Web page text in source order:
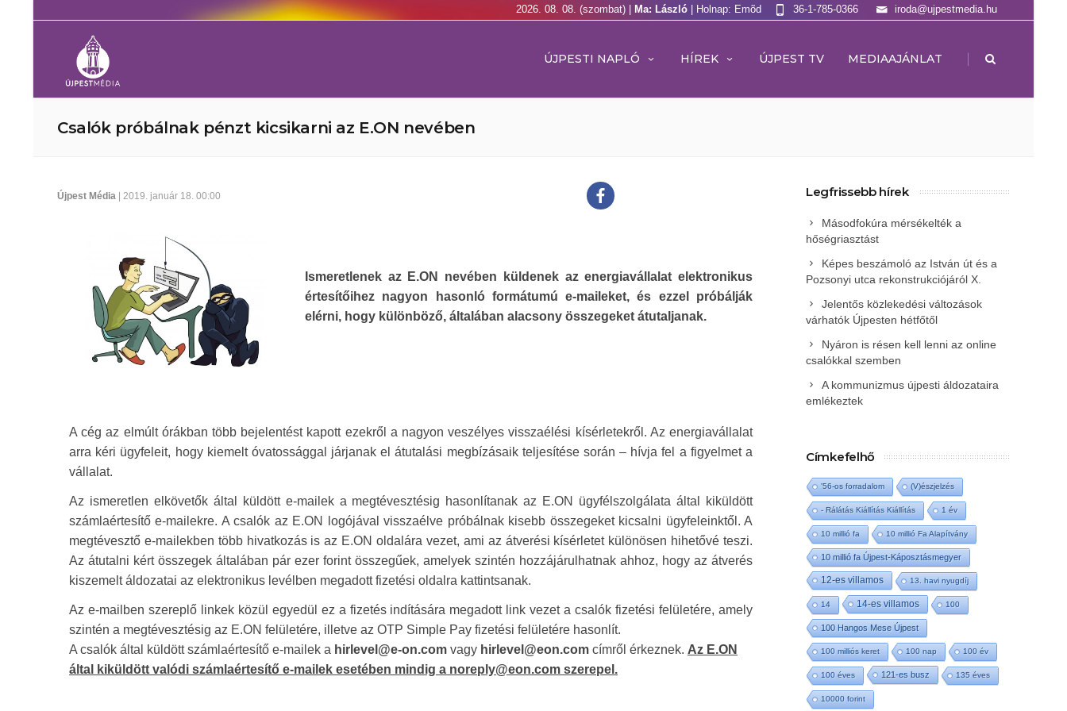
2026. 08. 08. (szombat) | Ma: László | Holnap: Emõd iroda@ujpestmedia.hu
36-1-785-0366
ÚJPESTI NAPLÓ HÍREK ÚJPEST TV MEDIAAJÁNLAT |
Csalók próbálnak pénzt kicsikarni az E.ON nevében
Újpest Média | 2019. január 18. 00:00
Ismeretlenek az E.ON nevében küldenek az energiavállalat elektronikus
értesítőihez nagyon hasonló formátumú e-maileket, és ezzel próbálják
elérni, hogy különböző, általában alacsony összegeket átutaljanak.
A cég az elmúlt órákban több bejelentést kapott ezekről a nagyon veszélyes visszaélési kísérletekről. Az energiavállalat
arra kéri ügyfeleit, hogy kiemelt óvatossággal járjanak el átutalási megbízásaik teljesítése során – hívja fel a figyelmet a
vállalat.
Az ismeretlen elkövetők által küldött e-mailek a megtévesztésig hasonlítanak az E.ON ügyfélszolgálata által kiküldött
számlaértesítő e-mailekre. A csalók az E.ON logójával visszaélve próbálnak kisebb összegeket kicsalni ügyfeleinktől. A
megtévesztő e-mailekben több hivatkozás is az E.ON oldalára vezet, ami az átverési kísérletet különösen hihetővé teszi.
Az átutalni kért összegek általában pár ezer forint összegűek, amelyek szintén hozzájárulhatnak ahhoz, hogy az átverés
kiszemelt áldozatai az elektronikus levélben megadott fizetési oldalra kattintsanak.
Az e-mailben szereplő linkek közül egyedül ez a fizetés indítására megadott link vezet a csalók fizetési felületére, amely
szintén a megtévesztésig az E.ON felületére, illetve az OTP Simple Pay fizetési felületére hasonlít.
A csalók által küldött számlaértesítő e-mailek a hirlevel@e-on.com vagy hirlevel@eon.com címről érkeznek. Az E.ON
által kiküldött valódi számlaértesítő e-mailek esetében mindig a noreply@eon.com szerepel.
Legfrissebb hírek
Másodfokúra mérsékelték a
hőségriasztást
Képes beszámoló az István út és a
Pozsonyi utca rekonstrukciójáról X.
Jelentős közlekedési változások
várhatók Újpesten hétfőtől
Nyáron is résen kell lenni az online
csalókkal szemben
A kommunizmus újpesti áldozataira
emlékeztek
Címkefelhő
'56-os forradalom (V)észjelzés
- Rálátás Kiállítás Kiállítás 1 év
10 millió fa 10 millió Fa Alapítvány
10 millió fa Újpest-Káposztásmegyer
12-es villamos 13. havi nyugdíj
14 14-es villamos 100
100 Hangos Mese Újpest
100 milliós keret 100 nap 100 év
100 éves 121-es busz 135 éves
10000 forint